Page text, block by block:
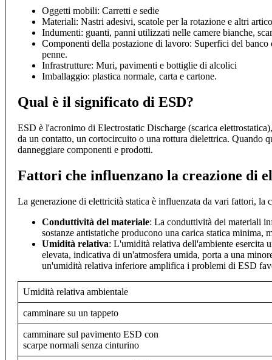
Oggetti mobili: Carretti e sedie
Materiali: Nastri adesivi, scatole per la rotazione e altri
Indumenti: guanti, panni utilizzati nelle camere bianche,
Componenti della postazione di lavoro: Superfici del
penne.
Infrastrutture: Muri, pavimenti e bottiglie di alcolici
Imballaggio: plastica normale, carta e cartone.
Qual è il significato di ESD?
ESD è l'acronimo di Electrostatic Discharge (scarica
da un contatto, un cortocircuito o una rottura dielettrica. Quando
danneggiare componenti e prodotti.
Fattori che influenzano la creazione di
La generazione di elettricità statica è influenzata da vari fattori, la
Conduttività del materiale: La conduttività dei materiali
sostanze antistatiche producono una carica statica minima,
Umidità relativa: L'umidità relativa dell'ambiente esercita
elevata, indicativa di un'atmosfera umida, porta a una
un'umidità relativa inferiore amplifica i problemi di ESD
Umidità relativa ambientale
camminare su un tappeto
camminare sul pavimento ESD con
scarpe normali senza cinturino